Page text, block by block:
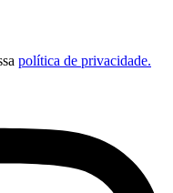
política de privacidade.